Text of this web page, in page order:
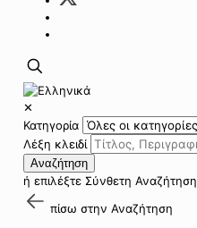
✕
Κατηγορία
Λέξη κλειδί
Αναζήτηση
ή επιλέξτε Σύνθετη Αναζήτηση
πίσω στην Αναζήτηση